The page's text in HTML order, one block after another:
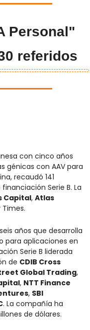
Personal"
referidos
con cinco años
génicas con AAV para
recaudó 141
Serie B. La
Capital, Atlas
años que desarrolla
para aplicaciones en
Serie B liderada
de CDIB Cross
Global Trading
, NTT Finance
, SBI
. La compañía ha
de dólares.